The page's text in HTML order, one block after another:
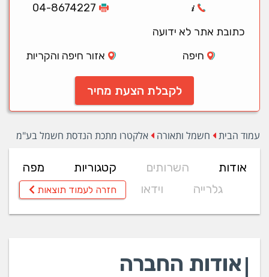
04-8674227
כתובת אתר לא ידועה
חיפה
אזור חיפה והקריות
לקבלת הצעת מחיר
עמוד הבית חשמל ותאורה אלקטרו מתכת הנדסת חשמל בע"מ
אודות השרותים קטגוריות
מפה
גלרייה
וידאו חזרה לעמוד תוצאות
אודות החברה